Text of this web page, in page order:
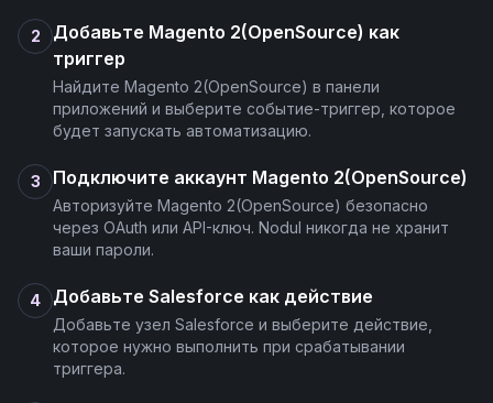
2
Добавьте Magento 2(OpenSource) как
триггер
Найдите Magento 2(OpenSource) в панели
приложений и выберите событие-триггер, которое
будет запускать автоматизацию.
3 Подключите аккаунт Magento 2(OpenSource)
Авторизуйте Magento 2(OpenSource) безопасно
через OAuth или API-ключ. Nodul никогда не хранит
ваши пароли.
4 Добавьте Salesforce как действие
Добавьте узел Salesforce и выберите действие,
которое нужно выполнить при срабатывании
триггера.